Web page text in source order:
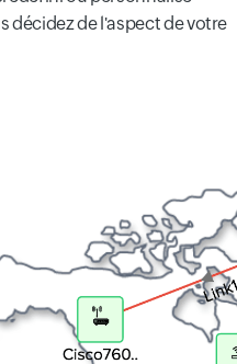
décidez de l'aspect de votre